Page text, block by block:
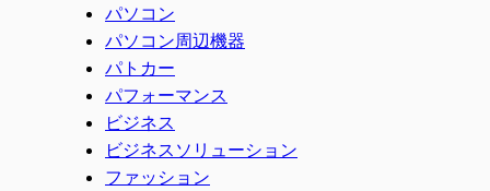
パソコン
パソコン周辺機器
パトカー
パフォーマンス
ビジネス
ビジネスソリューション
ファッション